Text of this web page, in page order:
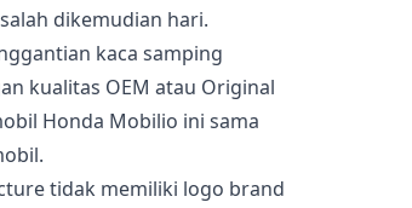
dikemudian hari.
kaca samping
kualitas OEM atau Original
Honda Mobilio ini sama
tidak memiliki logo brand